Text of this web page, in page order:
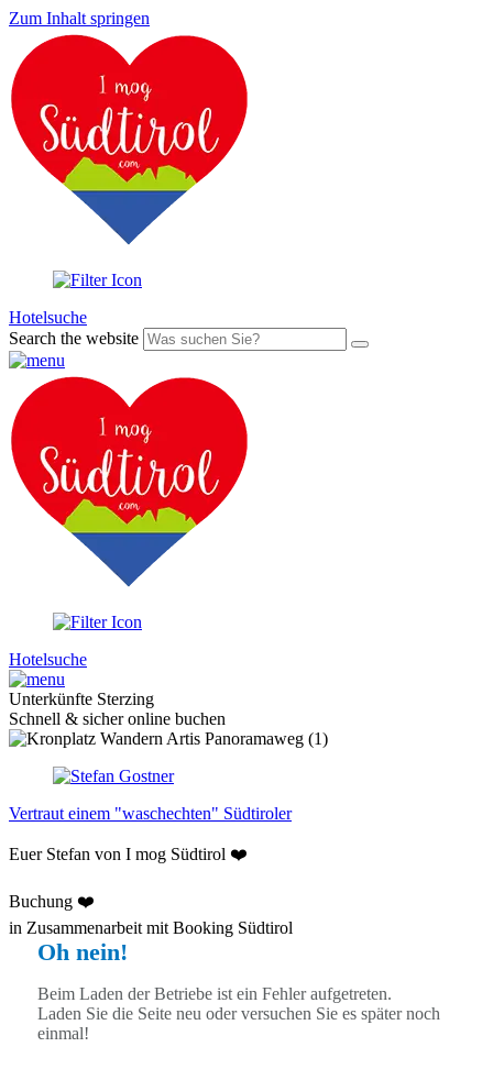
Zum Inhalt springen
Hotelsuche
Search the website
Hotelsuche
Unterkünfte Sterzing
Schnell & sicher online buchen
Vertraut einem "waschechten" Südtiroler
Euer Stefan von I mog Südtirol ❤️
Buchung ❤️
in Zusammenarbeit mit Booking Südtirol
Oh nein!
Beim Laden der Betriebe ist ein Fehler aufgetreten.
Laden Sie die Seite neu oder versuchen Sie es später noch
einmal!